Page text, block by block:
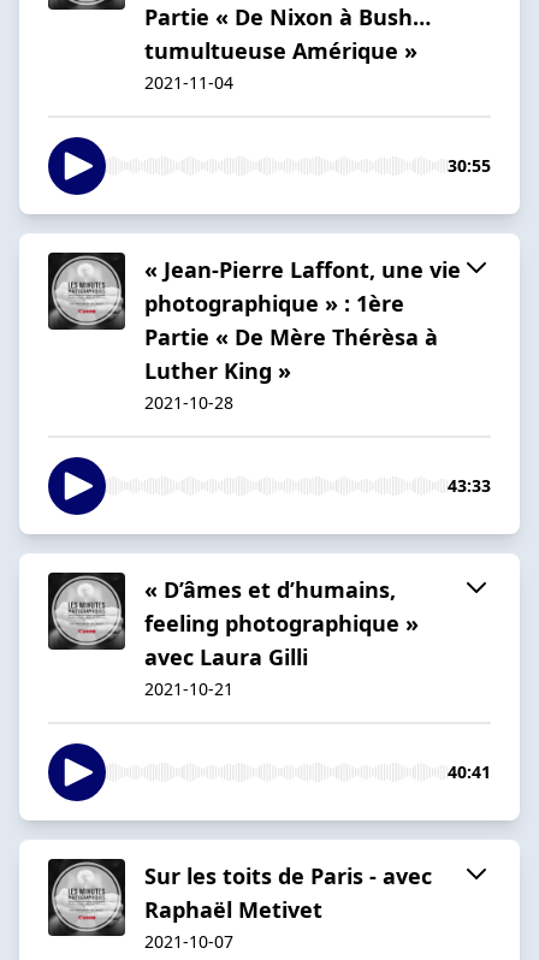
Partie « De Nixon à Bush…
tumultueuse Amérique »
2021-11-04
30:55
« Jean-Pierre Laffont, une vie
photographique » : 1ère
Partie « De Mère Thérèsa à
Luther King »
2021-10-28
43:33
« D’âmes et d’humains,
feeling photographique »
avec Laura Gilli
2021-10-21
40:41
Sur les toits de Paris - avec
Raphaël Metivet
2021-10-07